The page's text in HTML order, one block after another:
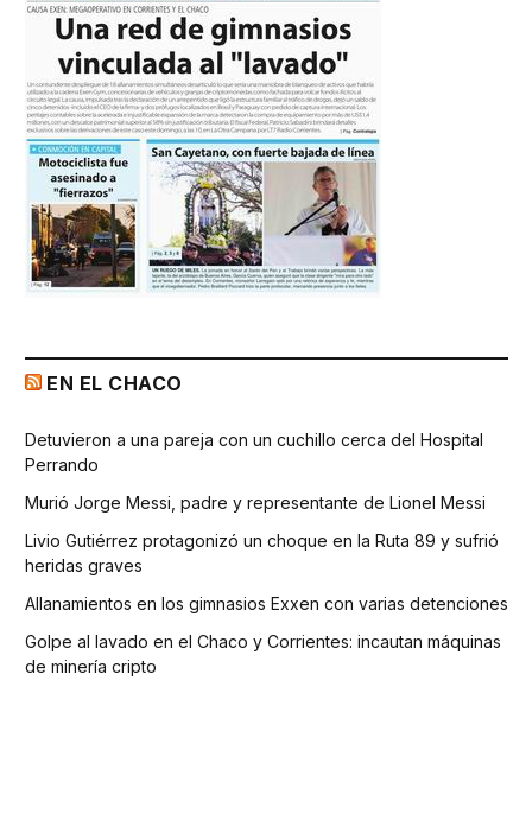
EN EL CHACO
Detuvieron a una pareja con un cuchillo cerca del Hospital
Perrando
Murió Jorge Messi, padre y representante de Lionel Messi
Livio Gutiérrez protagonizó un choque en la Ruta 89 y sufrió
heridas graves
Allanamientos en los gimnasios Exxen con varias detenciones
Golpe al lavado en el Chaco y Corrientes: incautan máquinas
de minería cripto